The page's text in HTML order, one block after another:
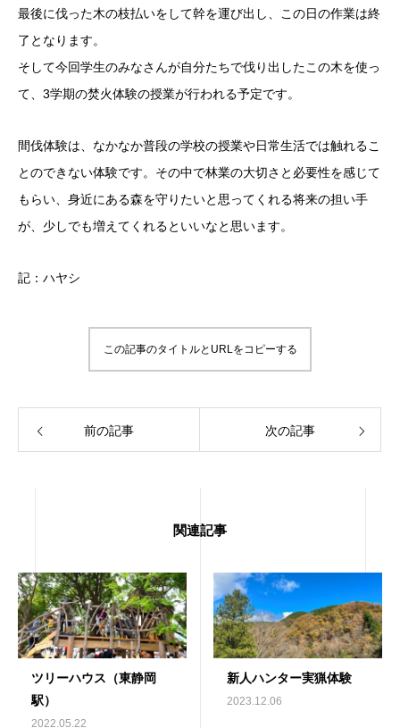
最後に伐った木の枝払いをして幹を運び出し、この日の作業は終
了となります。
そして今回学生のみなさんが自分たちで伐り出したこの木を使っ
て、3学期の焚火体験の授業が行われる予定です。
間伐体験は、なかなか普段の学校の授業や日常生活では触れるこ
とのできない体験です。その中で林業の大切さと必要性を感じて
もらい、身近にある森を守りたいと思ってくれる将来の担い手
が、少しでも増えてくれるといいなと思います。
記：ハヤシ
この記事のタイトルとURLをコピーする
前の記事 次の記事
関連記事
ツリーハウス（東静岡
駅）
2022.05.22
新人ハンター実猟体験
2023.12.06